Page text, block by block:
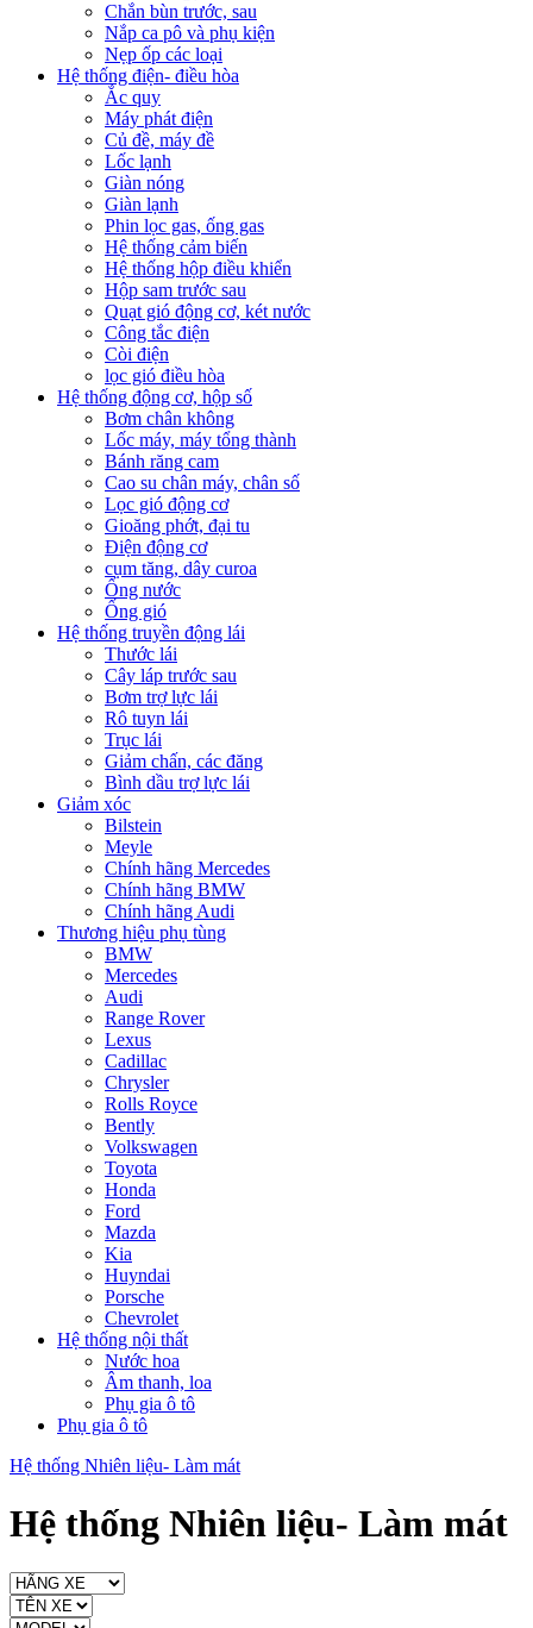
Chắn bùn trước, sau
Nắp ca pô và phụ kiện
Nẹp ốp các loại
Hệ thống điện- điều hòa
Ắc quy
Máy phát điện
Củ đề, máy đề
Lốc lạnh
Giàn nóng
Giàn lạnh
Phin lọc gas, ống gas
Hệ thống cảm biến
Hệ thống hộp điều khiển
Hộp sam trước sau
Quạt gió động cơ, két nước
Công tắc điện
Còi điện
lọc gió điều hòa
Hệ thống động cơ, hộp số
Bơm chân không
Lốc máy, máy tổng thành
Bánh răng cam
Cao su chân máy, chân số
Lọc gió động cơ
Gioăng phớt, đại tu
Điện động cơ
cụm tăng, dây curoa
Ống nước
Ống gió
Hệ thống truyền động lái
Thước lái
Cây láp trước sau
Bơm trợ lực lái
Rô tuyn lái
Trục lái
Giảm chấn, các đăng
Bình dầu trợ lực lái
Giảm xóc
Bilstein
Meyle
Chính hãng Mercedes
Chính hãng BMW
Chính hãng Audi
Thương hiệu phụ tùng
BMW
Mercedes
Audi
Range Rover
Lexus
Cadillac
Chrysler
Rolls Royce
Bently
Volkswagen
Toyota
Honda
Ford
Mazda
Kia
Huyndai
Porsche
Chevrolet
Hệ thống nội thất
Nước hoa
Âm thanh, loa
Phụ gia ô tô
Phụ gia ô tô
Hệ thống Nhiên liệu- Làm mát
Hệ thống Nhiên liệu- Làm mát